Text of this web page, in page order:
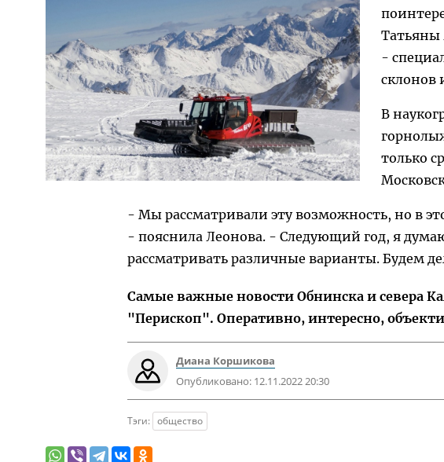
Татьяны
-
склонов
В
только
- Мы рассматривали эту возможность, но в
- пояснила Леонова. - Следующий год, я
рассматривать различные варианты. Будем
Самые важные новости Обнинска и севера
"Перископ". Оперативно, интересно,
Диана Коршикова
Опубликовано: 12.11.2022 20:30
Тэги: общество